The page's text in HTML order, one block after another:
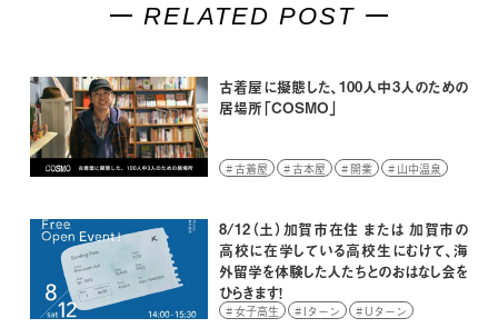
RELATED POST
古着屋に擬態した、100人中3人のための
居場所「COSMO」
古着屋 古本屋 開業 山中温泉
8/12（土）加賀市在住 または 加賀市の
高校に在学している高校生にむけて、海
外留学を体験した人たちとのおはなし会を
ひらきます！
女子高生 Iターン
Uターン